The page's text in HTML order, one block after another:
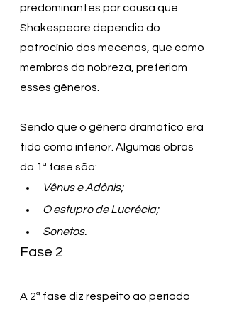
predominantes por causa que
Shakespeare dependia do
patrocínio dos mecenas, que como
membros da nobreza, preferiam
esses gêneros.
Sendo que o gênero dramático era
tido como inferior. Algumas obras
da 1ª fase são:
Vênus e Adônis;
O estupro de Lucrécia;
Sonetos.
Fase 2
A 2ª fase diz respeito ao período